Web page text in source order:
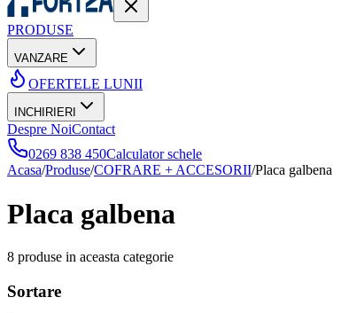
PRODUSE
VANZARE
OFERTELE LUNII
INCHIRIERI
Despre NoiContact
0269 838 450Calculator schele
Acasa/Produse/COFRARE + ACCESORII/Placa galbena
Placa galbena
8 produse in aceasta categorie
Sortare